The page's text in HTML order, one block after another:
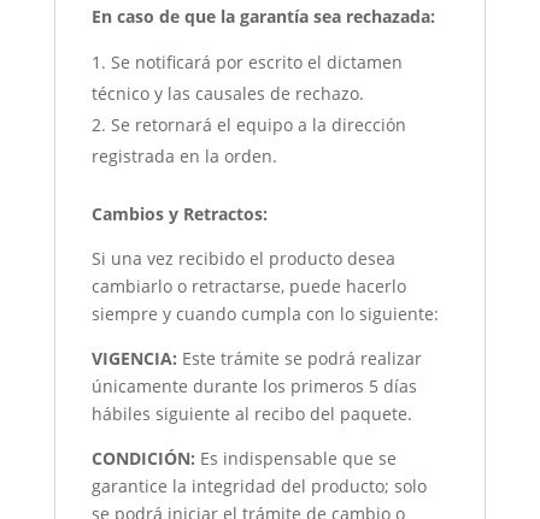
En caso de que la garantía sea rechazada:
Se notificará por escrito el dictamen
técnico y las causales de rechazo.
Se retornará el equipo a la dirección
registrada en la orden.
Cambios y Retractos:
Si una vez recibido el producto desea
cambiarlo o retractarse, puede hacerlo
siempre y cuando cumpla con lo siguiente:
VIGENCIA: Este trámite se podrá realizar
únicamente durante los primeros 5 días
hábiles siguiente al recibo del paquete.
CONDICIÓN: Es indispensable que se
garantice la integridad del producto; solo
se podrá iniciar el trámite de cambio o